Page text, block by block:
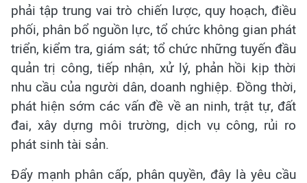
phải tập trung vai trò chiến lược, quy hoạch, điều
phối, phân bổ nguồn lực, tổ chức không gian phát
triển, kiểm tra, giám sát; tổ chức những tuyến đầu
quản trị công, tiếp nhận, xử lý, phản hồi kịp thời
nhu cầu của người dân, doanh nghiệp. Đồng thời,
phát hiện sớm các vấn đề về an ninh, trật tự, đất
đai, xây dựng môi trường, dịch vụ công, rủi ro
phát sinh tài sản.
Đẩy mạnh phân cấp, phân quyền, đây là yêu cầu